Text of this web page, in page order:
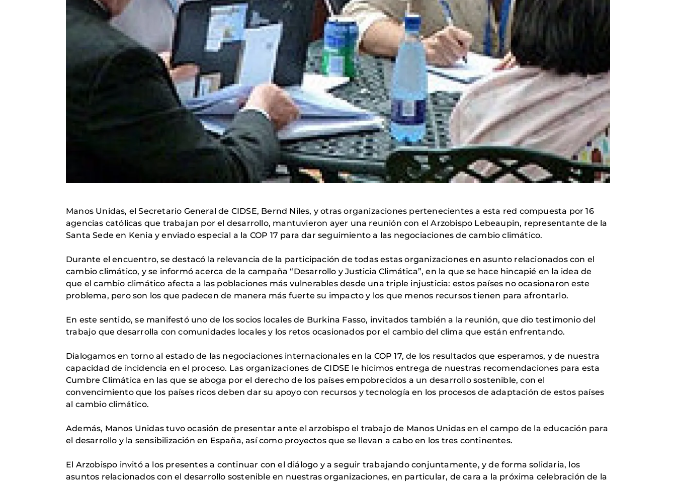
Manos Unidas, el Secretario General de CIDSE, Bernd Niles, y otras organizaciones pertenecientes a esta red compuesta por 16
agencias católicas que trabajan por el desarrollo, mantuvieron ayer una reunión con el Arzobispo Lebeaupin, representante de la
Santa Sede en Kenia y enviado especial a la COP 17 para dar seguimiento a las negociaciones de cambio climático.
Durante el encuentro, se destacó la relevancia de la participación de todas estas organizaciones en asunto relacionados con el
cambio climático, y se informó acerca de la campaña “Desarrollo y Justicia Climática”, en la que se hace hincapié en la idea de
que el cambio climático afecta a las poblaciones más vulnerables desde una triple injusticia: estos países no ocasionaron este
problema, pero son los que padecen de manera más fuerte su impacto y los que menos recursos tienen para afrontarlo.
En este sentido, se manifestó uno de los socios locales de Burkina Fasso, invitados también a la reunión, que dio testimonio del
trabajo que desarrolla con comunidades locales y los retos ocasionados por el cambio del clima que están enfrentando.
Dialogamos en torno al estado de las negociaciones internacionales en la COP 17, de los resultados que esperamos, y de nuestra
capacidad de incidencia en el proceso. Las organizaciones de CIDSE le hicimos entrega de nuestras recomendaciones para esta
Cumbre Climática en las que se aboga por el derecho de los países empobrecidos a un desarrollo sostenible, con el
convencimiento que los países ricos deben dar su apoyo con recursos y tecnología en los procesos de adaptación de estos países
al cambio climático.
Además, Manos Unidas tuvo ocasión de presentar ante el arzobispo el trabajo de Manos Unidas en el campo de la educación para
el desarrollo y la sensibilización en España, así como proyectos que se llevan a cabo en los tres continentes.
El Arzobispo invitó a los presentes a continuar con el diálogo y a seguir trabajando conjuntamente, y de forma solidaria, los
asuntos relacionados con el desarrollo sostenible en nuestras organizaciones, en particular, de cara a la próxima celebración de la